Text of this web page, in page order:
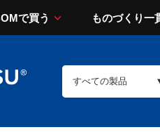
で買う ものづくり一